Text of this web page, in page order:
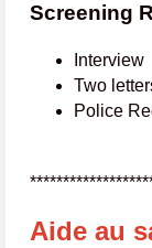
Screening
Interview
Two
Police
Aide au